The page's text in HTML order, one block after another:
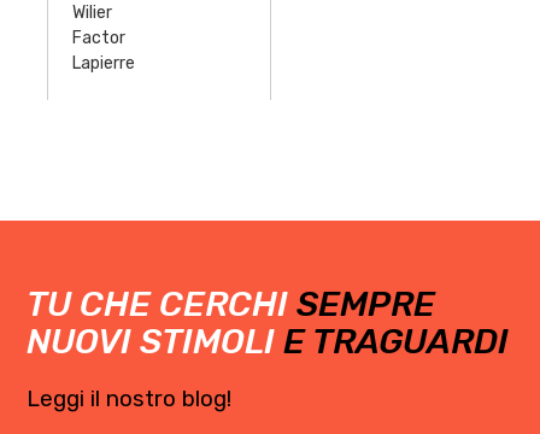
Wilier
Factor
Lapierre
TU CHE CERCHISEMPRE
NUOVI STIMOLIE TRAGUARDI
Leggi il nostro blog!